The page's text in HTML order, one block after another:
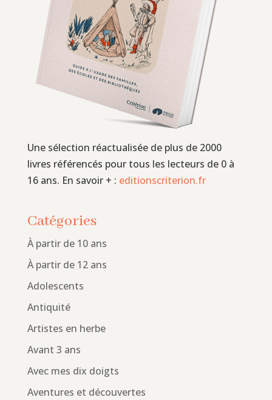
Une sélection réactualisée de plus de 2000
livres référencés pour tous les lecteurs de 0 à
16 ans. En savoir + : editionscriterion.fr
Catégories
À partir de 10 ans
À partir de 12 ans
Adolescents
Antiquité
Artistes en herbe
Avant 3 ans
Avec mes dix doigts
Aventures et découvertes